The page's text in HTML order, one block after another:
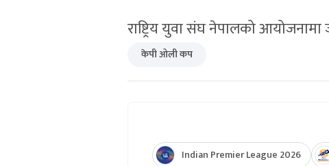
राष्ट्रिय युवा संघ नेपालको
केपी ओली कप
Indian Premier League 2026